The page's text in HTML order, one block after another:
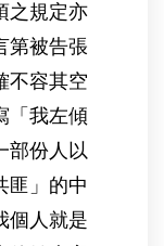
之規定亦
第被告張
不容其空
「我左傾
部份人以
匪」的中
個人就是